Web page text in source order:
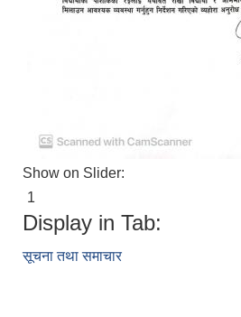
Show on Slider:
1
Display in Tab:
सूचना तथा समाचार